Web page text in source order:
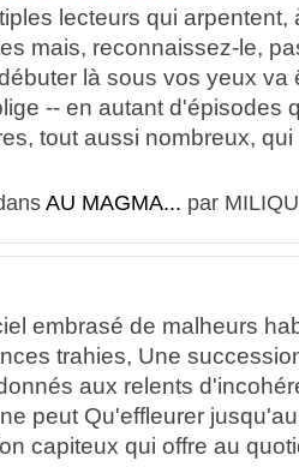
lecteurs qui arpentent,
mais, reconnaissez-le,
là sous vos yeux va
-- en autant d'épisodes
tout aussi nombreux,
AU MAGMA... par
embrasé de malheurs
trahies, Une
aux relents
peut Qu'effleurer
capiteux qui offre au